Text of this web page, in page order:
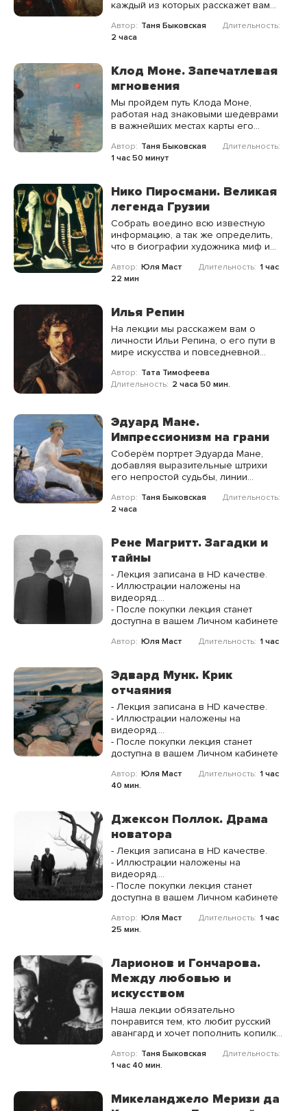
каждый из которых расскажет вам
на холст великими мастерами
прошлого, — Боровиковским,
Автор: Таня Быковская
Длительность:
2 часа
Клод Моне. Запечатлевая
мгновения
Мы пройдем путь Клода Моне,
работая над знаковыми шедеврами
в важнейших местах карты его
Моне и запечатлеть «своё
собственное» мгновение.
Автор: Таня Быковская
Длительность:
1 час 50 минут
Нико Пиросмани. Великая
легенда Грузии
Собрать воедино всю известную
информацию, а так же определить,
что в биографии художника миф и
на нашей лекции.
Автор: Юля Маст Длительность: 1 час
22 мин
Илья Репин
На лекции мы расскажем вам о
личности Ильи Репина, о его пути в
мире искусства и повседневной
Автор: Тата Тимофеева
Длительность: 2 часа 50 мин.
Эдуард Мане.
Импрессионизм на грани
Соберём портрет Эдуарда Мане,
добавляя выразительные штрихи
его непростой судьбы, линии
произведений и мазки особого
видения.
Автор: Таня Быковская
Длительность:
2 часа
Рене Магритт. Загадки и
тайны
- Лекция записана в HD качестве.
- Иллюстрации наложены на
видеоряд.
- Доступ без ограничения по
времени.
- После покупки лекция станет
доступна в вашем Личном кабинете
Автор: Юля Маст Длительность: 1 час
Эдвард Мунк. Крик
отчаяния
- Лекция записана в HD качестве.
- Иллюстрации наложены на
видеоряд.
- Доступ без ограничения по
времени.
- После покупки лекция станет
доступна в вашем Личном кабинете
Автор: Юля Маст Длительность: 1 час
40 мин.
Джексон Поллок. Драма
новатора
- Лекция записана в HD качестве.
- Иллюстрации наложены на
видеоряд.
- Доступ без ограничения по
времени.
- После покупки лекция станет
доступна в вашем Личном кабинете
Автор: Юля Маст Длительность: 1 час
25 мин.
Ларионов и Гончарова.
Между любовью и
искусством
Наша лекции обязательно
понравится тем, кто любит русский
авангард и хочет пополнить копилку
периоде новыми знаниями.
Автор: Таня Быковская
Длительность:
1 час 40 мин.
Микеланджело Меризи да